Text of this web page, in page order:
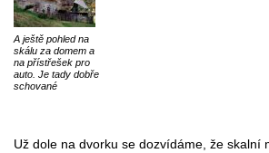
A ještě pohled na
skálu za domem a
na přístřešek pro
auto. Je tady dobře
schované
Už dole na dvorku se dozvídáme, že skalní